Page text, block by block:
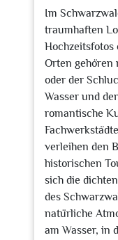
Im
traumhaften
Hochzeitsfotos
Orten gehören
oder der
Wasser und
romantische
verleihen den
historischen
sich die
des
natürliche
am Wasser, in